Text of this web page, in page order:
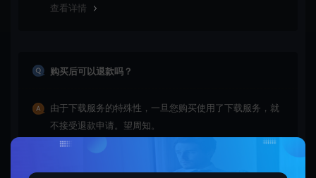
查看详情
购买后可以退款吗？
由于下载服务的特殊性，一旦您购买使用了下载服务，就
不接受退款申请。望周知。